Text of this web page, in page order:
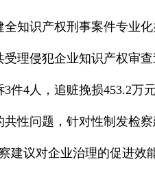
知识产权刑事案件专业
理侵犯企业知识产权审
件4人，追赃挽损453.2万
性问题，针对性制发检
建议对企业治理的促进效